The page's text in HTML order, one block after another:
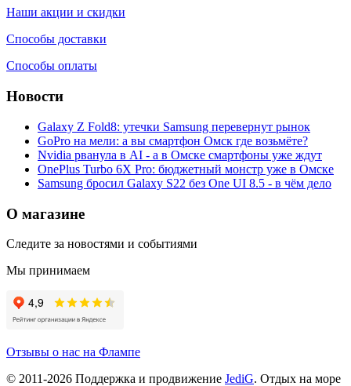
Наши акции и скидки
Способы доставки
Способы оплаты
Новости
Galaxy Z Fold8: утечки Samsung перевернут рынок
GoPro на мели: а вы смартфон Омск где возьмёте?
Nvidia рванула в AI - а в Омске смартфоны уже ждут
OnePlus Turbo 6X Pro: бюджетный монстр уже в Омске
Samsung бросил Galaxy S22 без One UI 8.5 - в чём дело
О магазине
Следите за новостями и событиями
Мы принимаем
Отзывы о нас на Флампе
© 2011-2026 Поддержка и продвижение JediG. Отдых на море